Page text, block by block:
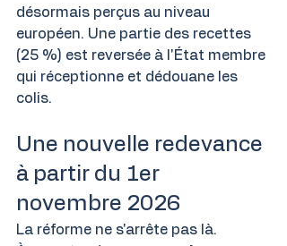
désormais perçus au niveau
européen. Une partie des recettes
(25 %) est reversée à l'État membre
qui réceptionne et dédouane les
colis.
Une nouvelle redevance
à partir du 1er
novembre 2026
La réforme ne s'arrête pas là.